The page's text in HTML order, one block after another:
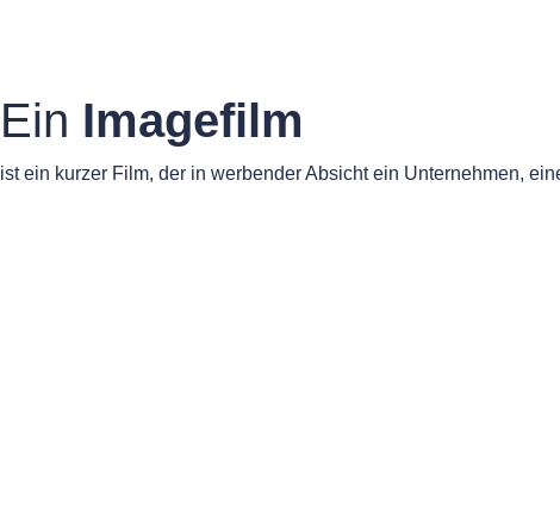
Ein Imagefilm
ist ein kurzer Film, der in werbender Absicht ein Unternehmen,